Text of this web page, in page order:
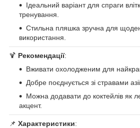
Ідеальний варіант для спраги
тренування.
Стильна пляшка зручна для
використання.
🍹 Рекомендації:
Вживати охолодженим для
Добре поєднується зі стравами
Можна додавати до коктейлів як
акцент.
📌 Характеристики: